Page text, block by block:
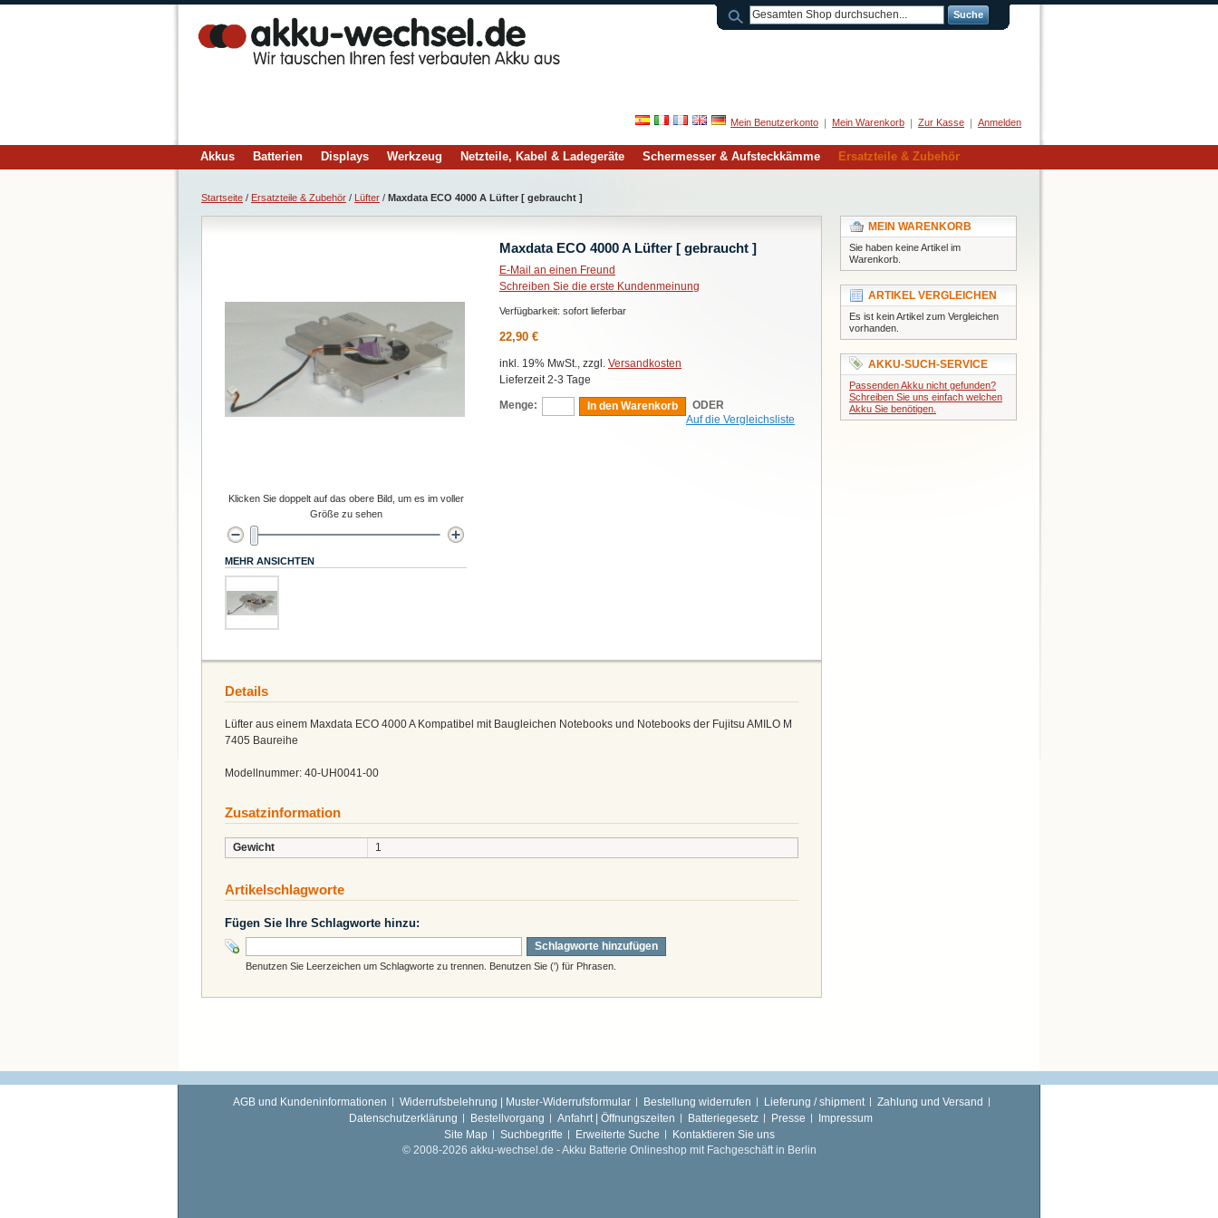
Suche
Mein Benutzerkonto Mein Warenkorb Zur Kasse Anmelden
Akkus Batterien Displays Werkzeug Netzteile, Kabel & Ladegeräte Schermesser & Aufsteckkämme Ersatzteile & Zubehör
Startseite / Ersatzteile & Zubehör / Lüfter / Maxdata ECO 4000 A Lüfter [ gebraucht ]
Maxdata ECO 4000 A Lüfter [ gebraucht ]
E-Mail an einen Freund
Schreiben Sie die erste Kundenmeinung
Verfügbarkeit: sofort lieferbar
22,90 €
inkl. 19% MwSt., zzgl. Versandkosten
Lieferzeit 2-3 Tage
Menge:
In den Warenkorb
ODER
Auf die Vergleichsliste
Klicken Sie doppelt auf das obere Bild, um es im voller
Größe zu sehen
MEHR ANSICHTEN
Details
Lüfter aus einem Maxdata ECO 4000 A Kompatibel mit Baugleichen Notebooks und Notebooks der Fujitsu AMILO M
7405 Baureihe
Modellnummer: 40-UH0041-00
Zusatzinformation
Gewicht 1
Artikelschlagworte
Fügen Sie Ihre Schlagworte hinzu:
Schlagworte hinzufügen
Benutzen Sie Leerzeichen um Schlagworte zu trennen. Benutzen Sie (') für Phrasen.
MEIN WARENKORB
Sie haben keine Artikel im
Warenkorb.
ARTIKEL VERGLEICHEN
Es ist kein Artikel zum Vergleichen
vorhanden.
AKKU-SUCH-SERVICE
Passenden Akku nicht gefunden?
Schreiben Sie uns einfach welchen
Akku Sie benötigen.
AGB und Kundeninformationen Widerrufsbelehrung | Muster-Widerrufsformular Bestellung widerrufen Lieferung / shipment
Zahlung und Versand
Datenschutzerklärung
Bestellvorgang Anfahrt | Öffnungszeiten Batteriegesetz Presse
Impressum
Site Map
Suchbegriffe Erweiterte Suche
Kontaktieren Sie uns
© 2008-2026 akku-wechsel.de - Akku Batterie Onlineshop mit Fachgeschäft in Berlin